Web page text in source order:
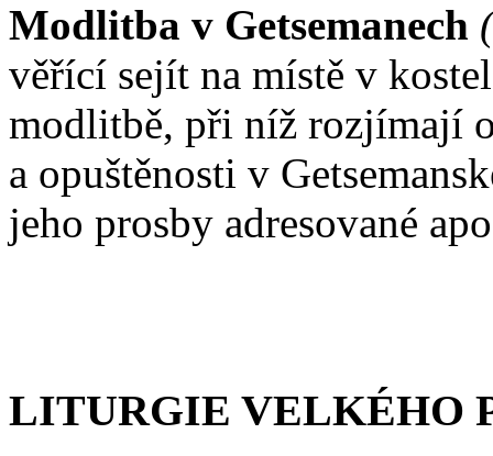
Modlitba v Getsemanech
věřící sejít na místě v
modlitbě, při níž rozjímají
a opuštěnosti v
jeho prosby adresované
LITURGIE VELKÉHO